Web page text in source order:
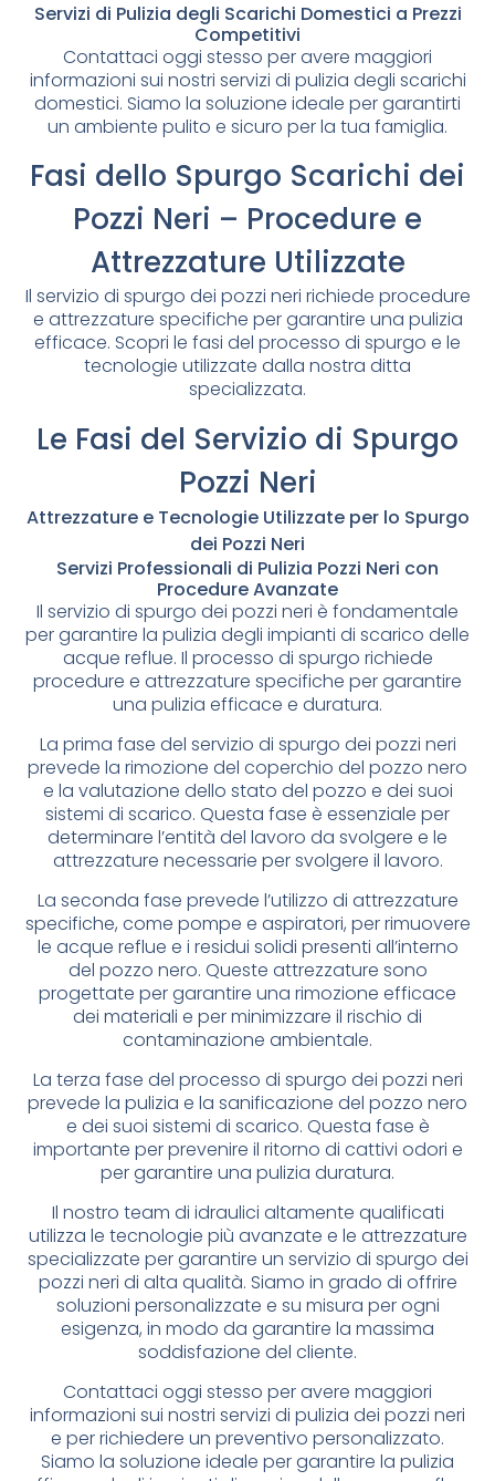
Servizi di Pulizia degli Scarichi Domestici a Prezzi
Competitivi
Contattaci oggi stesso per avere maggiori
informazioni sui nostri servizi di pulizia degli scarichi
domestici. Siamo la soluzione ideale per garantirti
un ambiente pulito e sicuro per la tua famiglia.
Fasi dello Spurgo Scarichi dei
Pozzi Neri – Procedure e
Attrezzature Utilizzate
Il servizio di spurgo dei pozzi neri richiede procedure
e attrezzature specifiche per garantire una pulizia
efficace. Scopri le fasi del processo di spurgo e le
tecnologie utilizzate dalla nostra ditta
specializzata.
Le Fasi del Servizio di Spurgo
Pozzi Neri
Attrezzature e Tecnologie Utilizzate per lo Spurgo
dei Pozzi Neri
Servizi Professionali di Pulizia Pozzi Neri con
Procedure Avanzate
Il servizio di spurgo dei pozzi neri è fondamentale
per garantire la pulizia degli impianti di scarico delle
acque reflue. Il processo di spurgo richiede
procedure e attrezzature specifiche per garantire
una pulizia efficace e duratura.
La prima fase del servizio di spurgo dei pozzi neri
prevede la rimozione del coperchio del pozzo nero
e la valutazione dello stato del pozzo e dei suoi
sistemi di scarico. Questa fase è essenziale per
determinare l’entità del lavoro da svolgere e le
attrezzature necessarie per svolgere il lavoro.
La seconda fase prevede l’utilizzo di attrezzature
specifiche, come pompe e aspiratori, per rimuovere
le acque reflue e i residui solidi presenti all’interno
del pozzo nero. Queste attrezzature sono
progettate per garantire una rimozione efficace
dei materiali e per minimizzare il rischio di
contaminazione ambientale.
La terza fase del processo di spurgo dei pozzi neri
prevede la pulizia e la sanificazione del pozzo nero
e dei suoi sistemi di scarico. Questa fase è
importante per prevenire il ritorno di cattivi odori e
per garantire una pulizia duratura.
Il nostro team di idraulici altamente qualificati
utilizza le tecnologie più avanzate e le attrezzature
specializzate per garantire un servizio di spurgo dei
pozzi neri di alta qualità. Siamo in grado di offrire
soluzioni personalizzate e su misura per ogni
esigenza, in modo da garantire la massima
soddisfazione del cliente.
Contattaci oggi stesso per avere maggiori
informazioni sui nostri servizi di pulizia dei pozzi neri
e per richiedere un preventivo personalizzato.
Siamo la soluzione ideale per garantire la pulizia